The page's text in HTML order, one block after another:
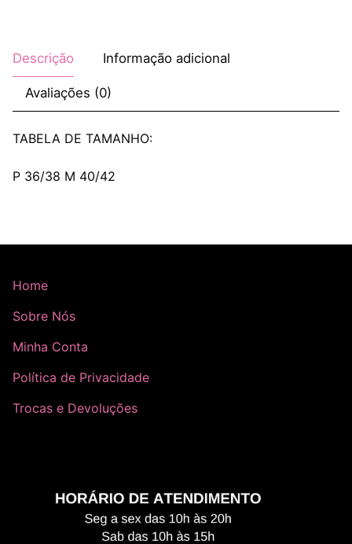
Descrição Informação adicional
Avaliações (0)
TABELA DE TAMANHO:
P 36/38 M 40/42
Home
Sobre Nós
Minha Conta
Política de Privacidade
Trocas e Devoluções